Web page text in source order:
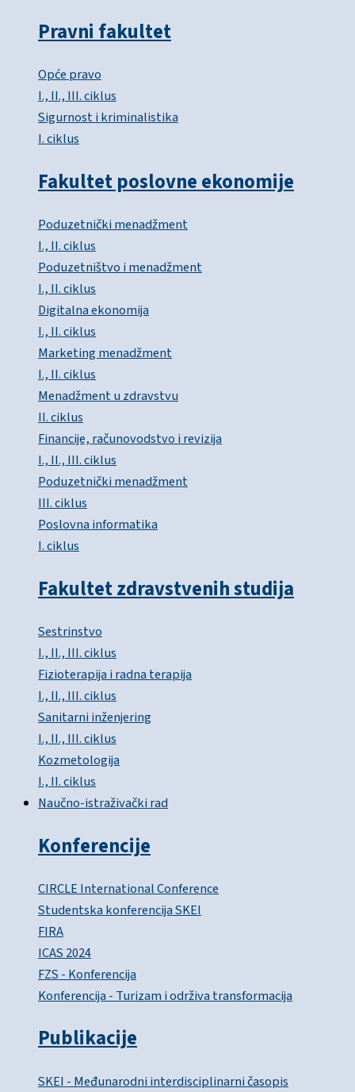
Pravni fakultet
Opće pravo
I., II., III. ciklus
Sigurnost i kriminalistika
I. ciklus
Fakultet poslovne ekonomije
Poduzetnički menadžment
I., II. ciklus
Poduzetništvo i menadžment
I., II. ciklus
Digitalna ekonomija
I., II. ciklus
Marketing menadžment
I., II. ciklus
Menadžment u zdravstvu
II. ciklus
Financije, računovodstvo i revizija
I., II., III. ciklus
Poduzetnički menadžment
III. ciklus
Poslovna informatika
I. ciklus
Fakultet zdravstvenih studija
Sestrinstvo
I., II., III. ciklus
Fizioterapija i radna terapija
I., II., III. ciklus
Sanitarni inženjering
I., II., III. ciklus
Kozmetologija
I., II. ciklus
Naučno-istraživački rad
Konferencije
CIRCLE International Conference
Studentska konferencija SKEI
FIRA
ICAS 2024
FZS - Konferencija
Konferencija - Turizam i održiva transformacija
Publikacije
SKEI - Međunarodni interdisciplinarni časopis